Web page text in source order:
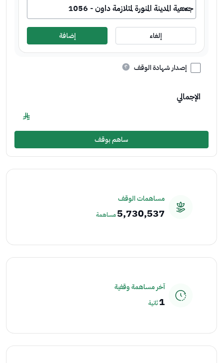
جمعية المدينة المنورة لمتلازمة داون - 1056
إلغاء إضافة
إصدار شهادة الوقف
الإجمالي
﷼
ساهم بوقف
مساهمات الوقف
5,730,537مساهمة
آخر مساهمة وقفية
ثانية